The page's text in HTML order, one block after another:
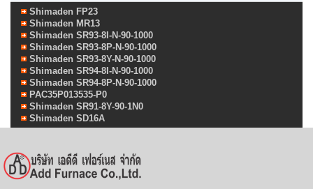
Shimaden FP23
Shimaden MR13
Shimaden SR93-8I-N-90-1000
Shimaden SR93-8P-N-90-1000
Shimaden SR93-8Y-N-90-1000
Shimaden SR94-8I-N-90-1000
Shimaden SR94-8P-N-90-1000
PAC35P013535-P0
Shimaden SR91-8Y-90-1N0
Shimaden SD16A